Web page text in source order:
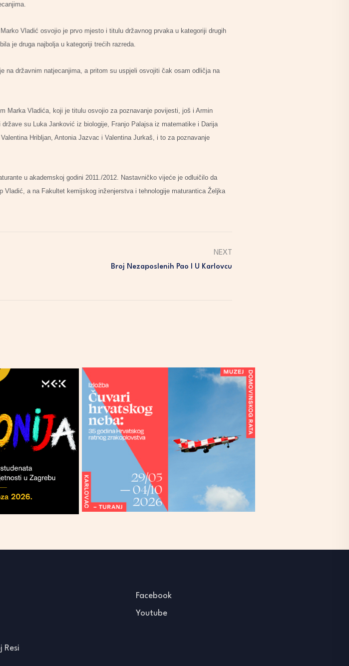
Vladić osvojio je prvo mjesto i titulu državnog prvaka u kategoriji drugih
je druga najbolja u kategoriji trećih razreda.
na državnim natjecanjima, a pritom su uspjeli osvojiti čak osam odličja na
Marka Vladića, koji je titulu osvojio za poznavanje povijesti, još i Armin
su Luka Janković iz biologije, Franjo Palajsa iz matematike i Darija
Hribljan, Antonia Jazvac i Valentina Jurkaš, i to za poznavanje
u akademskoj godini 2011./2012. Nastavničko vijeće je odluičilo da
a na Fakultet kemijskog inženjerstva i tehnologije maturantica Željka
NEXT
Broj Nezaposlenih Pao I U Karlovcu
Resi
Facebook
Youtube